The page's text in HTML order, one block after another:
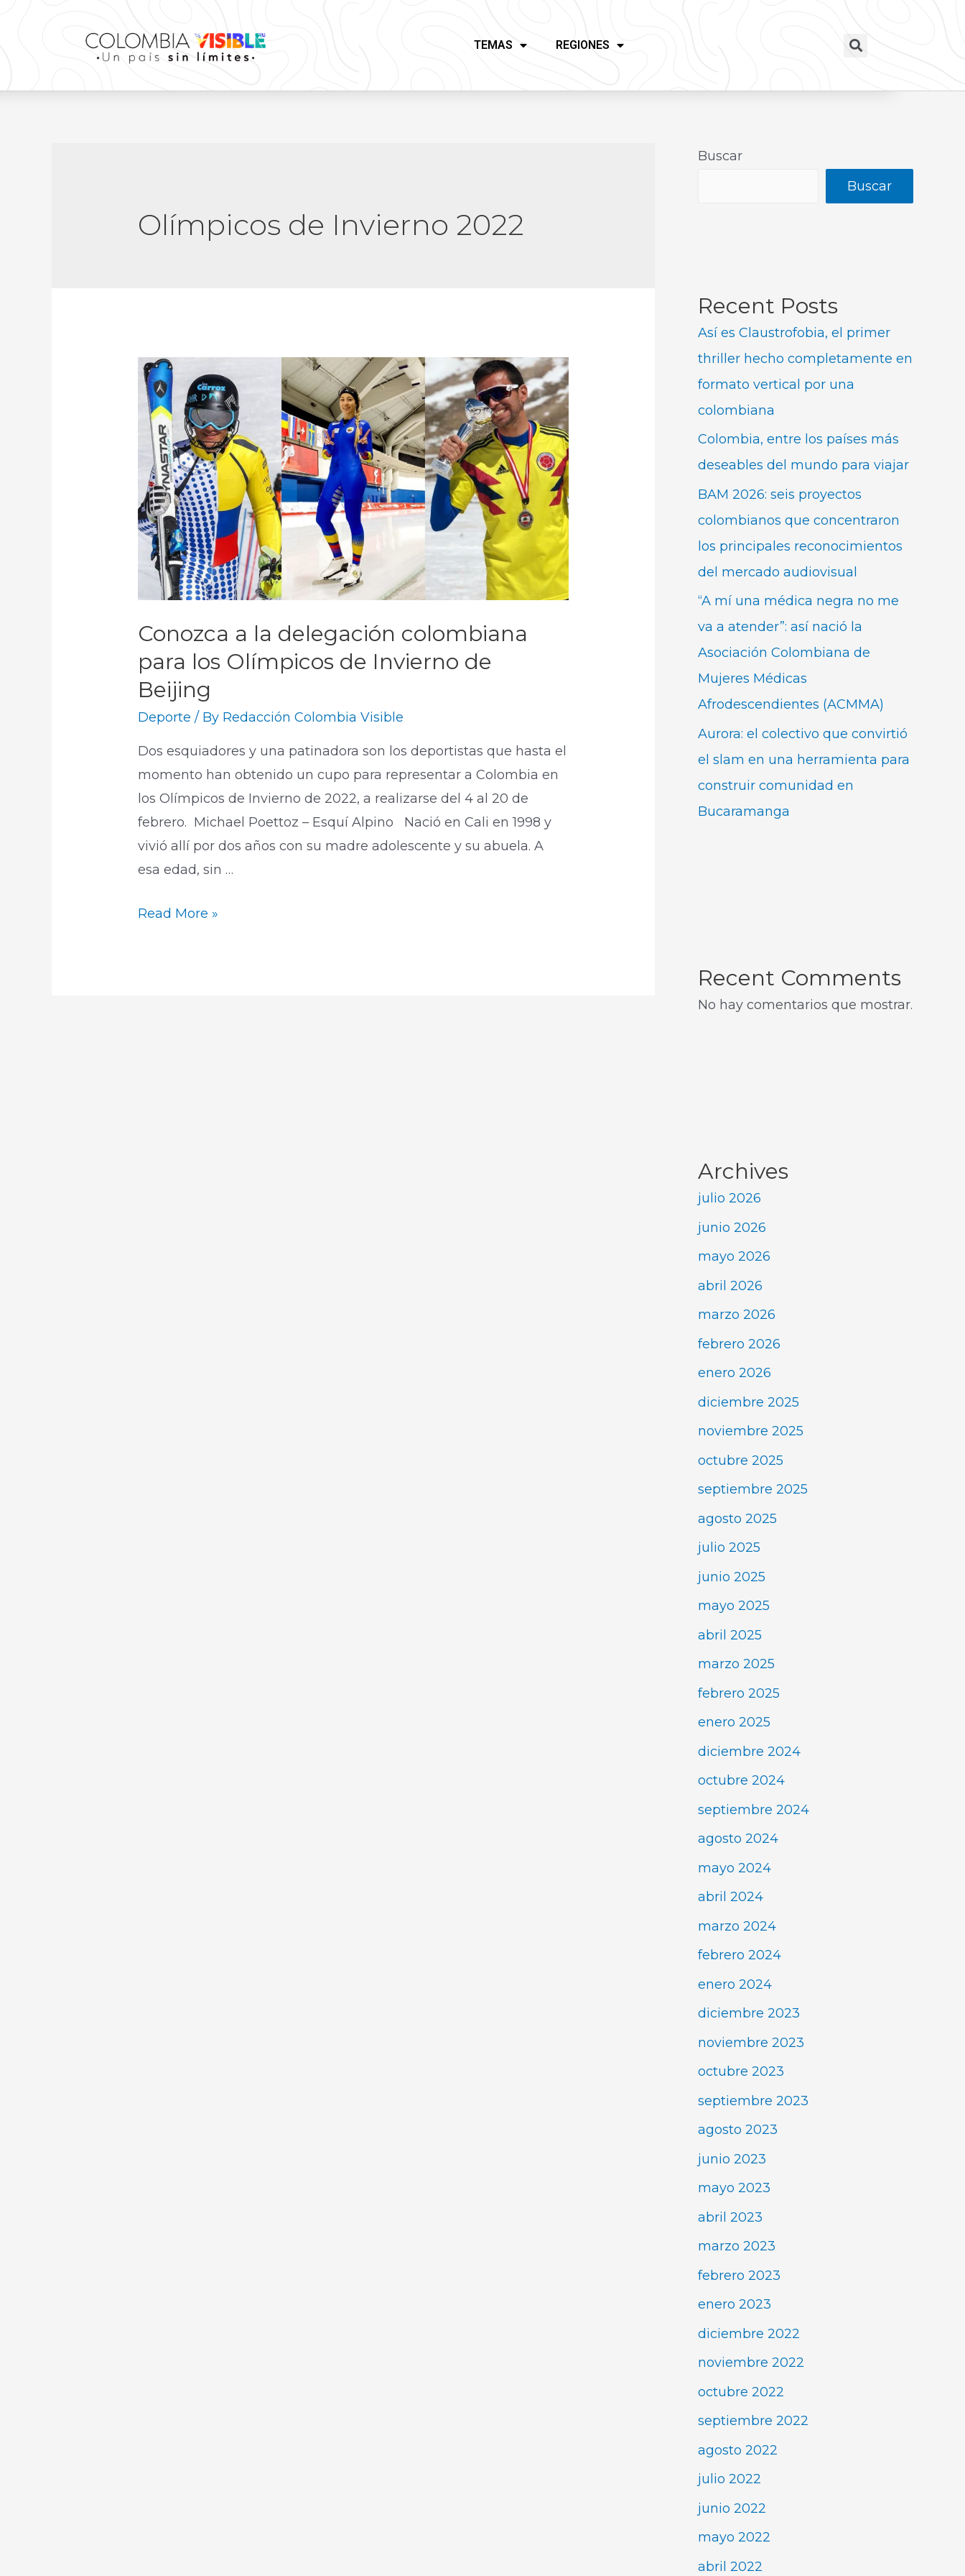
TEMAS REGIONES
Olímpicos de Invierno 2022
Conozca a la delegación colombiana
para los Olímpicos de Invierno de
Beijing
Deporte / By Redacción Colombia Visible
Dos esquiadores y una patinadora son los deportistas que hasta el
momento han obtenido un cupo para representar a Colombia en
los Olímpicos de Invierno de 2022, a realizarse del 4 al 20 de
febrero. Michael Poettoz – Esquí Alpino Nació en Cali en 1998 y
vivió allí por dos años con su madre adolescente y su abuela. A
esa edad, sin …
Read More »
Buscar
Buscar
Recent Posts
Así es Claustrofobia, el primer
thriller hecho completamente en
formato vertical por una
colombiana
Colombia, entre los países más
deseables del mundo para viajar
BAM 2026: seis proyectos
colombianos que concentraron
los principales reconocimientos
del mercado audiovisual
“A mí una médica negra no me
va a atender”: así nació la
Asociación Colombiana de
Mujeres Médicas
Afrodescendientes (ACMMA)
Aurora: el colectivo que convirtió
el slam en una herramienta para
construir comunidad en
Bucaramanga
Recent Comments
No hay comentarios que mostrar.
Archives
julio 2026
junio 2026
mayo 2026
abril 2026
marzo 2026
febrero 2026
enero 2026
diciembre 2025
noviembre 2025
octubre 2025
septiembre 2025
agosto 2025
julio 2025
junio 2025
mayo 2025
abril 2025
marzo 2025
febrero 2025
enero 2025
diciembre 2024
octubre 2024
septiembre 2024
agosto 2024
mayo 2024
abril 2024
marzo 2024
febrero 2024
enero 2024
diciembre 2023
noviembre 2023
octubre 2023
septiembre 2023
agosto 2023
junio 2023
mayo 2023
abril 2023
marzo 2023
febrero 2023
enero 2023
diciembre 2022
noviembre 2022
octubre 2022
septiembre 2022
agosto 2022
julio 2022
junio 2022
mayo 2022
abril 2022